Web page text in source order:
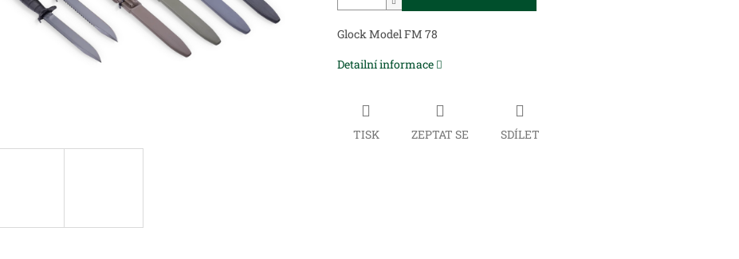
Glock Model FM 78
Detailní informace
TISK ZEPTAT SE SDÍLET